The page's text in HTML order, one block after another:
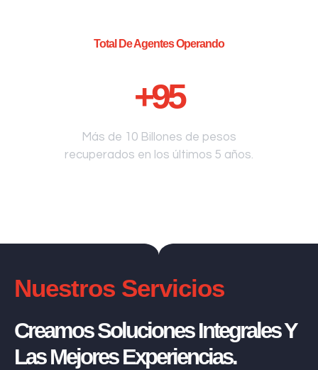
Total De Agentes Operando
+95
Más de 10 Billones de pesos
recuperados en los últimos 5 años.
Nuestros Servicios
Creamos Soluciones Integrales Y
Las Mejores Experiencias.